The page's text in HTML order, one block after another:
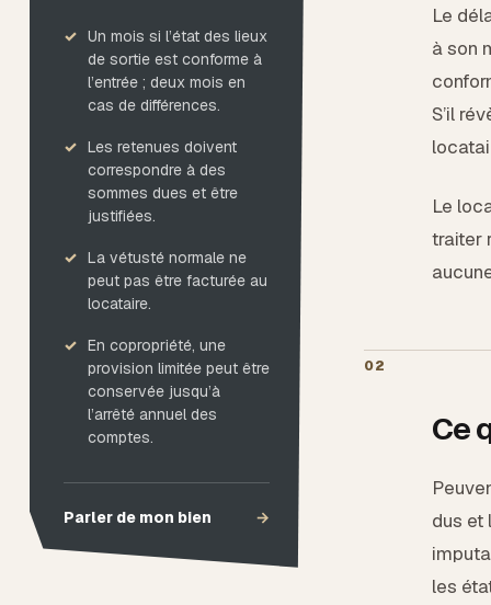
Un mois si l’état des lieux
de sortie est conforme à
l’entrée ; deux mois en
cas de différences.
Les retenues doivent
correspondre à des
sommes dues et être
justifiées.
La vétusté normale ne
peut pas être facturée au
locataire.
En copropriété, une
provision limitée peut être
conservée jusqu’à
l’arrêté annuel des
comptes.
Parler de mon bien →
Le
à son
S’il
Le
traiter
02
Ce
dus et
les